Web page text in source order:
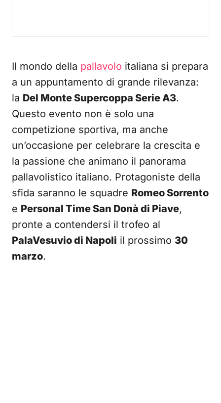
Il mondo della pallavolo italiana si prepara
a un appuntamento di grande rilevanza:
la Del Monte Supercoppa Serie A3.
Questo evento non è solo una
competizione sportiva, ma anche
un’occasione per celebrare la crescita e
la passione che animano il panorama
pallavolistico italiano. Protagoniste della
sfida saranno le squadre Romeo Sorrento
e Personal Time San Donà di Piave,
pronte a contendersi il trofeo al
PalaVesuvio di Napoli il prossimo 30
marzo.